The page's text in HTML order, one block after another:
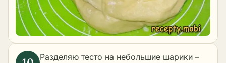
Разделяю тесто на небольшие шарики –